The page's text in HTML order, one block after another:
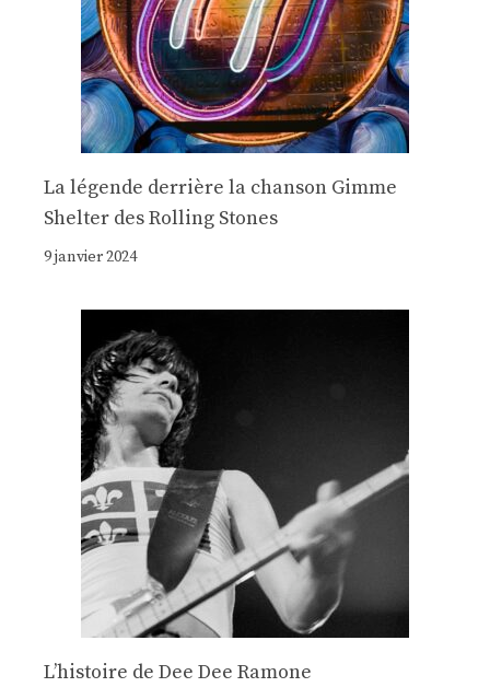
La légende derrière la chanson Gimme
Shelter des Rolling Stones
9 janvier 2024
Lʼhistoire de Dee Dee Ramone